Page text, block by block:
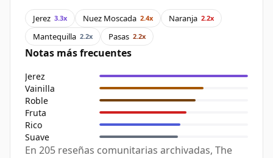
Jerez 3.3x Nuez Moscada 2.4x Naranja 2.2x
Mantequilla 2.2x Pasas 2.2x
Notas más frecuentes
Jerez
Vainilla
Roble
Fruta
Rico
Suave
En 205 reseñas comunitarias archivadas, The